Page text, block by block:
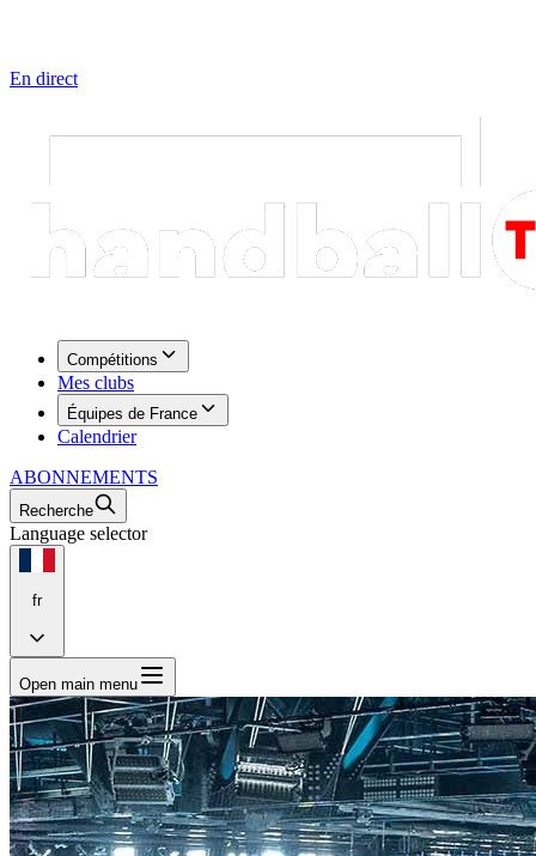
En direct
Compétitions
Mes clubs
Équipes de France
Calendrier
ABONNEMENTS
Recherche
Language selector
fr
Open main menu